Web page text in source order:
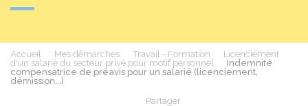
Accueil Mes démarches Travail - Formation
Licenciement
d'un salarié du secteur privé pour motif personnel
Indemnité
compensatrice de préavis pour un salarié (licenciement,
démission...)
Partager